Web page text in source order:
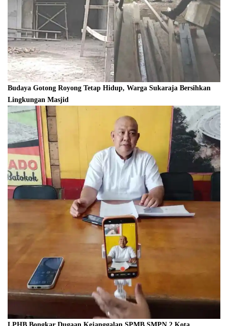
Budaya Gotong Royong Tetap Hidup, Warga Sukaraja Bersihkan
Lingkungan Masjid